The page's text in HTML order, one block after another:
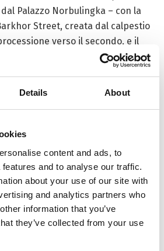
Details About
content and ads, to
and to analyse our traffic.
about your use of our site with
and analytics partners who
information that you’ve
they’ve collected from your use
Palazzo Norbulingka – con la
Street, creata dal calpestio
verso il secondo, e il
e bello di tutta la regione, da
Per continuare con il Museo
di oltre 520mila manufatti,
un dibattito all’aperto
i Sutra e le scritture sacre.
a dir poco magnifico, o i
creatura forte, gentile e generosa
protegge e accompagna il
queste terre da molto, molto